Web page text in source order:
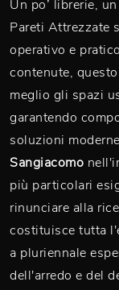
Un po’ librerie,
Pareti Attrezzate
operativo e
contenute,
meglio gli spazi
garantendo
soluzioni
Sangiacomo
più particolari
rinunciare alla
costituisce tutta
a pluriennale
dell'arredo e del